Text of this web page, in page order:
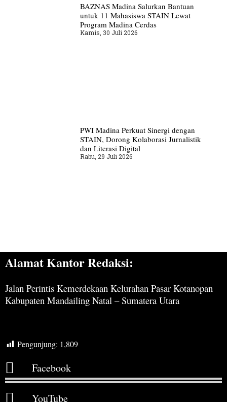
BAZNAS Madina Salurkan Bantuan
untuk 11 Mahasiswa STAIN Lewat
Program Madina Cerdas
Kamis, 30 Juli 2026
PWI Madina Perkuat Sinergi dengan
STAIN, Dorong Kolaborasi Jurnalistik
dan Literasi Digital
Rabu, 29 Juli 2026
Alamat Kantor Redaksi:
Jalan Perintis Kemerdekaan Kelurahan Pasar Kotanopan
Kabupaten Mandailing Natal – Sumatera Utara
Pengunjung: 1,809
Facebook
YouTube